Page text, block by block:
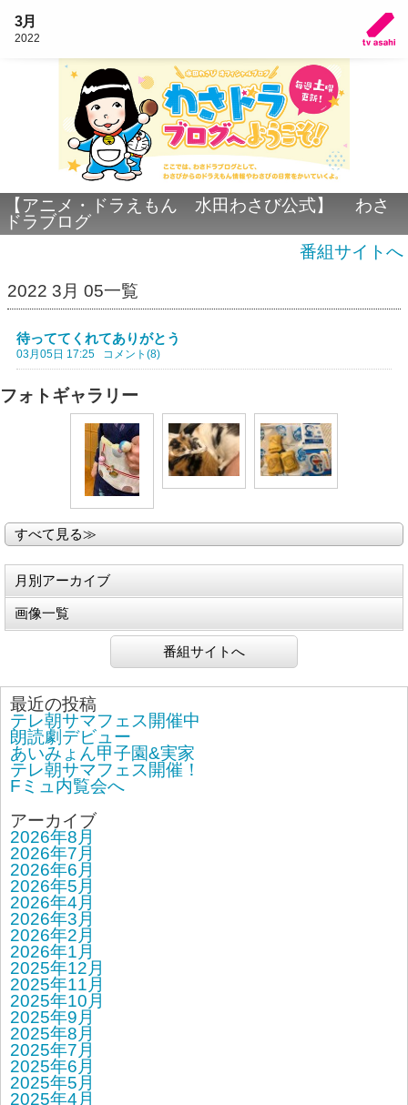
3月
2022
【アニメ・ドラえもん 水田わさび公式】 わさ
ドラブログ
番組サイトへ
2022 3月 05一覧
待っててくれてありがとう
03月05日 17:25 コメント(8)
フォトギャラリー
すべて見る≫
月別アーカイブ
画像一覧
番組サイトへ
最近の投稿
テレ朝サマフェス開催中
朗読劇デビュー
あいみょん甲子園&実家
テレ朝サマフェス開催！
Fミュ内覧会へ
アーカイブ
2026年8月
2026年7月
2026年6月
2026年5月
2026年4月
2026年3月
2026年2月
2026年1月
2025年12月
2025年11月
2025年10月
2025年9月
2025年8月
2025年7月
2025年6月
2025年5月
2025年4月